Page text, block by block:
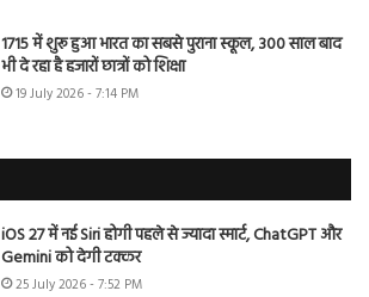
1715 में शुरू हुआ भारत का सबसे पुराना स्कूल, 300 साल बाद
भी दे रहा है हजारों छात्रों को शिक्षा
19 July 2026 - 7:14 PM
iOS 27 में नई Siri होगी पहले से ज्यादा स्मार्ट, ChatGPT और
Gemini को देगी टक्कर
25 July 2026 - 7:52 PM